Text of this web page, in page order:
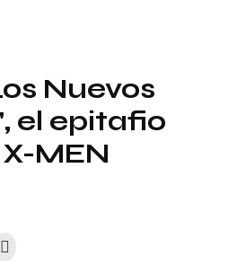
Nuevos
el epitafio
MEN